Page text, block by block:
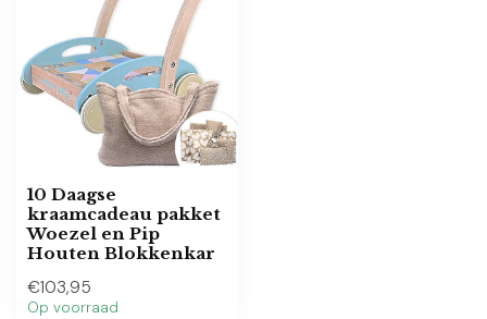
10 Daagse
kraamcadeau pakket
Woezel en Pip
Houten Blokkenkar
€103,95
Op voorraad